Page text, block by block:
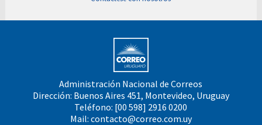
Administración Nacional de Correos
Dirección: Buenos Aires 451, Montevideo, Uruguay
Teléfono: [00 598] 2916 0200
Mail: contacto@correo.com.uy